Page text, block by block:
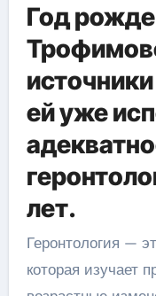
Год
ей уже
лет.
Геронтология —
которая изучает